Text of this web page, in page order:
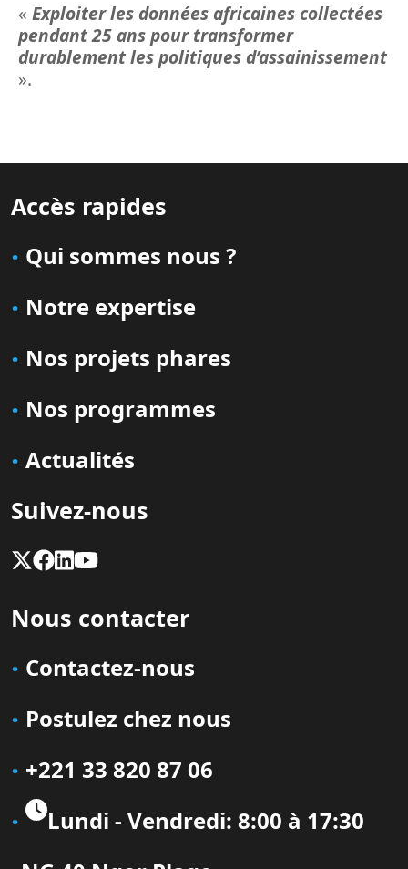
« Exploiter les données africaines collectées
pendant 25 ans pour transformer
durablement les politiques d’assainissement
».
Accès rapides
Qui sommes nous ?
Notre expertise
Nos projets phares
Nos programmes
Actualités
Suivez-nous
Nous contacter
Contactez-nous
Postulez chez nous
+221 33 820 87 06
Lundi - Vendredi: 8:00 à 17:30